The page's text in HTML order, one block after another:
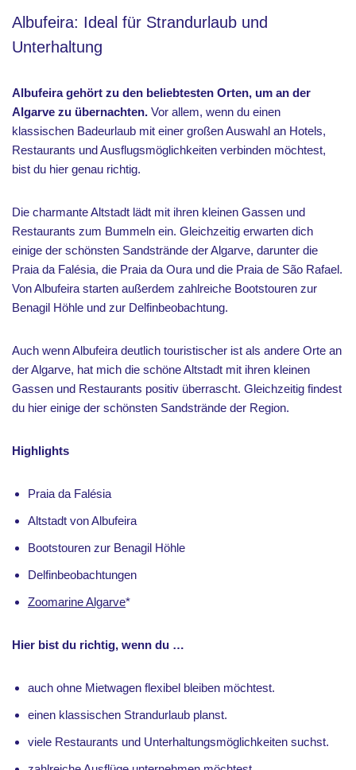
Albufeira: Ideal für Strandurlaub und
Unterhaltung
Albufeira gehört zu den beliebtesten Orten, um an der
Algarve zu übernachten. Vor allem, wenn du einen
klassischen Badeurlaub mit einer großen Auswahl an Hotels,
Restaurants und Ausflugsmöglichkeiten verbinden möchtest,
bist du hier genau richtig.
Die charmante Altstadt lädt mit ihren kleinen Gassen und
Restaurants zum Bummeln ein. Gleichzeitig erwarten dich
einige der schönsten Sandstrände der Algarve, darunter die
Praia da Falésia, die Praia da Oura und die Praia de São Rafael.
Von Albufeira starten außerdem zahlreiche Bootstouren zur
Benagil Höhle und zur Delfinbeobachtung.
Auch wenn Albufeira deutlich touristischer ist als andere Orte an
der Algarve, hat mich die schöne Altstadt mit ihren kleinen
Gassen und Restaurants positiv überrascht. Gleichzeitig findest
du hier einige der schönsten Sandstrände der Region.
Highlights
Praia da Falésia
Altstadt von Albufeira
Bootstouren zur Benagil Höhle
Delfinbeobachtungen
Zoomarine Algarve*
Hier bist du richtig, wenn du …
auch ohne Mietwagen flexibel bleiben möchtest.
einen klassischen Strandurlaub planst.
viele Restaurants und Unterhaltungsmöglichkeiten suchst.